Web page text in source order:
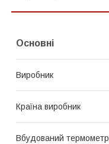
Основні
Виробник
Країна виробник
Вбудований термометр